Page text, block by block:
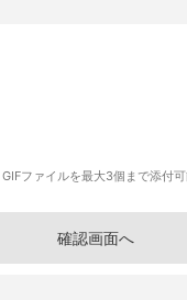
ファイルを最大3個まで添付可